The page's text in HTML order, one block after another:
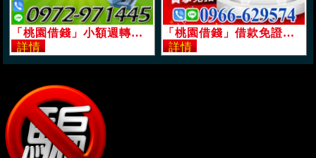
「桃園借錢」小額週轉，當日接洽，5分鐘即可知道配合額度，方便省時，1-20萬，簡單辦理不聯徵「即樂貸」 「桃園借錢」借款免證件，全國最便宜，1-20萬，實拿免扣「即樂貸」